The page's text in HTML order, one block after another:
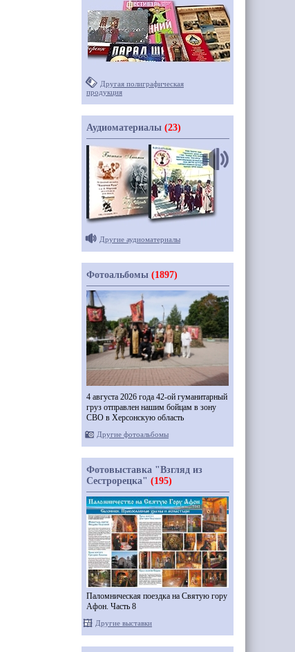
Другая полиграфическая
продукция
Аудиоматериалы (23)
Другие аудиоматериалы
Фотоальбомы (1897)
4 августа 2026 года 42-ой гуманитарный
груз отправлен нашим бойцам в зону
СВО в Херсонскую область
Другие фотоальбомы
Фотовыставка "Взгляд из
Сестрорецка" (195)
Паломническая поездка на Святую гору
Афон. Часть 8
Другие выставки